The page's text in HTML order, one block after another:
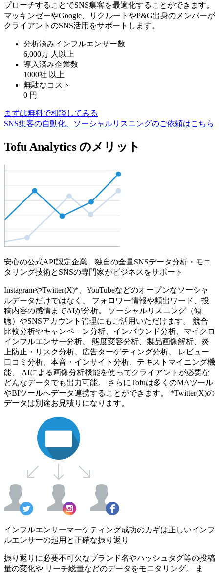
プローチすることでSNS集客を最適化することができます。
マッキンゼーやGoogle、リクルートやP&G出身のメンバーが
クライアントのSNS活用をサポートします。
分析済みインフルエンサー数
6,000万 人以上
導入済み企業数
1000社 以上
無駄なコスト
0 円
まずは無料で相談してみる
SNS集客の自動化、ソーシャルリスニングのご依頼はこちら
Tofu Analytics のメリット
安心の公式API認定企業。独自の全量SNSデータ分析・モニ
タリング技術とSNSの専門家がビジネスをサポート
InstagramやTwitter(X)*、YouTubeなどのオープンなソーシャ
ルデータだけではなく、 フォロワー情報や頻出ワード、投
稿内容の感情までAIが分析。 ソーシャルリスニング（傾
聴）やSNSアカウント管理にもご活用いただけます。 競合
比較分析やキャンペーン分析、インバウンド分析、マイクロ
インフルエンサー分析、 態度変容分析、製品画像解析、炎
上防止・リスク分析、広告ターゲティング分析、 レビュー
口コミ分析、本音・インサイト分析、テキストマイニング機
能、 AIによる画像分析機能を使ってクライアントが必要な
どんなデータでも出力可能。 さらにTofuは多くのMAツール
やBIツールへデータ連携することができます。 *Twitter(X)の
データは別途お見積りになります。
インフルエンサーマーケティング成功のカギは正しいインフ
ルエンサーの起用と正確な振り返り
振り返りに必要不可欠なブランド名やハッシュタグ等の投稿
量の変化や リーチ総量などのデータをモニタリング。 ま